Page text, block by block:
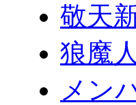
敬天
狼魔
メン